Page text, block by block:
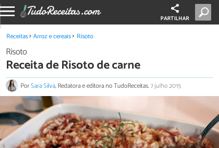
PARTILHAR
Receitas Arroz e cereais Risoto
Risoto
Receita de Risoto de carne
PorSara Silva, Redatora e editora no TudoReceitas.7 julho 2015